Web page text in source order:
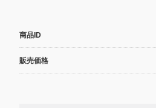
e
b
o
商品ID
販売価格